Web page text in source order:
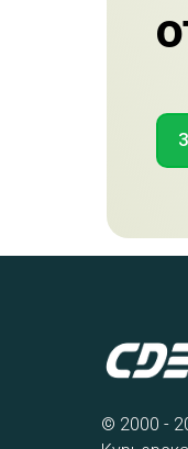
© 2000 -